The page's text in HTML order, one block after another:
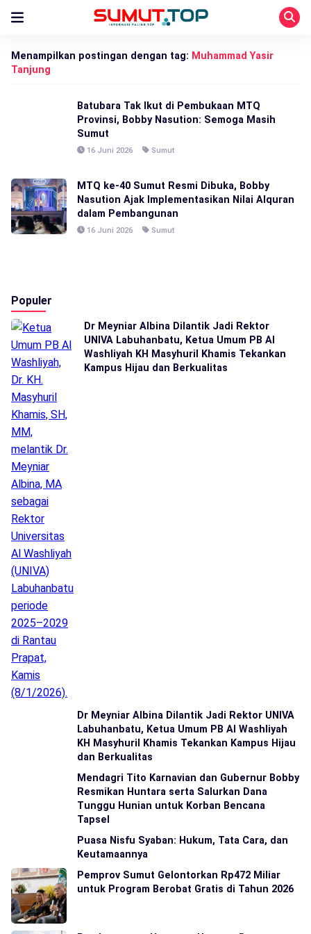
Menampilkan postingan dengan tag: Muhammad Yasir
Tanjung
Batubara Tak Ikut di Pembukaan MTQ
Provinsi, Bobby Nasution: Semoga Masih
Sumut
16 Juni 2026 Sumut
MTQ ke-40 Sumut Resmi Dibuka, Bobby
Nasution Ajak Implementasikan Nilai Alquran
dalam Pembangunan
16 Juni 2026 Sumut
Populer
Dr Meyniar Albina Dilantik Jadi Rektor
UNIVA Labuhanbatu, Ketua Umum PB Al
Washliyah KH Masyhuril Khamis Tekankan
Kampus Hijau dan Berkualitas
Dr Meyniar Albina Dilantik Jadi Rektor UNIVA
Labuhanbatu, Ketua Umum PB Al Washliyah
KH Masyhuril Khamis Tekankan Kampus Hijau
dan Berkualitas
Mendagri Tito Karnavian dan Gubernur Bobby
Resmikan Huntara serta Salurkan Dana
Tunggu Hunian untuk Korban Bencana
Tapsel
Puasa Nisfu Syaban: Hukum, Tata Cara, dan
Keutamaannya
Pemprov Sumut Gelontorkan Rp472 Miliar
untuk Program Berobat Gratis di Tahun 2026